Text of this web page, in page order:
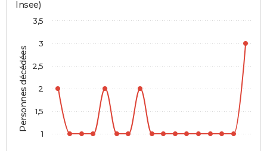
Personnes décédées
Insee)
1
1,5
2
2,5
3
3,5